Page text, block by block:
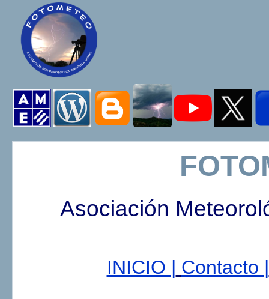
Asociación
INICIO | Contacto |